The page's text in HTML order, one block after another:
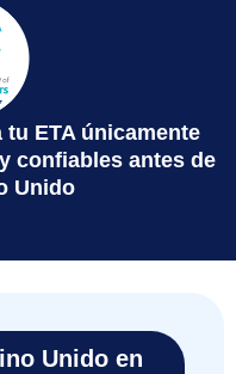
ETA únicamente
confiables antes de
Unido
Unido en